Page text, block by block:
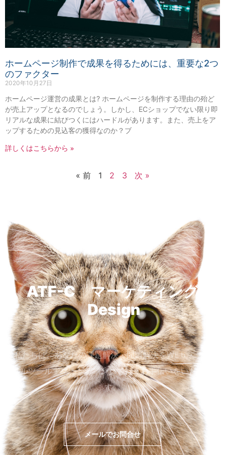
ホームページ制作で成果を得るためには、重要な2つ
のファクター
2020年10月27日
ホームページ運営の成果とは? ホームページを制作する理由の殆ど
が売上アップとなるのでしょう。しかし、ECショップでない限り即
リアルな成果に結びつくにはハードルがあります。また、売上をア
ップするための見込客の獲得なのか？ブ
詳しくはこちらから »
« 前 1 2 3 次 »
ATF-C マーケティング
Design
SNS
私たちは、あなたの課題解決・問題解決をWEｂ・デジ
タルツール・マーケティングで行うお手伝いをいたしま
す。
メールでお問合せ